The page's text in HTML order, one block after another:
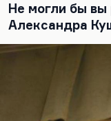
Не могли бы вы
Александра